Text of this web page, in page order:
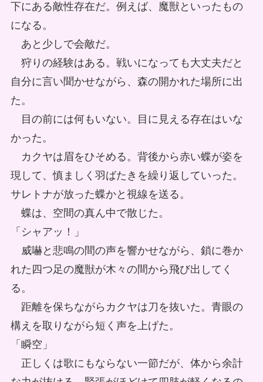
下にある敵性存在だ。例えば、魔獣といったもの
になる。
あと少しで会敵だ。
狩りの経験はある。戦いになっても大丈夫だと
自分に言い聞かせながら、森の開かれた場所に出
た。
目の前には何もいない。目に見える存在はいな
かった。
カクヤは眉をひそめる。背後から赤い蝶が姿を
現して、慎ましく羽ばたきを繰り返していった。
サレトナが放った蝶かと視線を送る。
蝶は、空間の真ん中で散じた。
「シャアッ！」
威嚇と悲鳴の間の声を響かせながら、鎖に巻か
れた四つ足の魔獣が木々の間から飛び出してく
る。
距離を保ちながらカクヤは刀を抜いた。青眼の
構えを取りながら短く声を上げた。
「瞬空」
正しくは歌にもならない一節だが、体から余計